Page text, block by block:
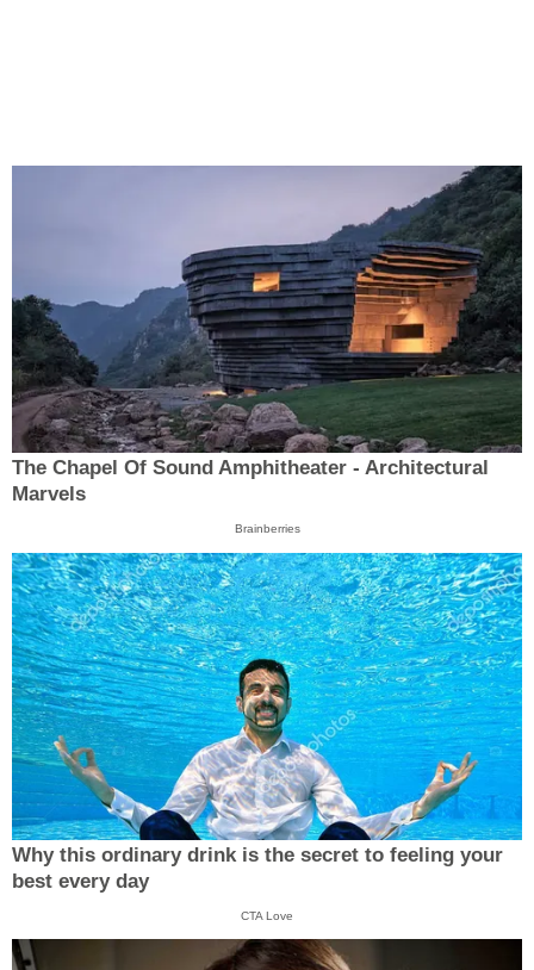
The Chapel Of Sound Amphitheater - Architectural
Marvels
Brainberries
Why this ordinary drink is the secret to feeling your
best every day
CTA Love